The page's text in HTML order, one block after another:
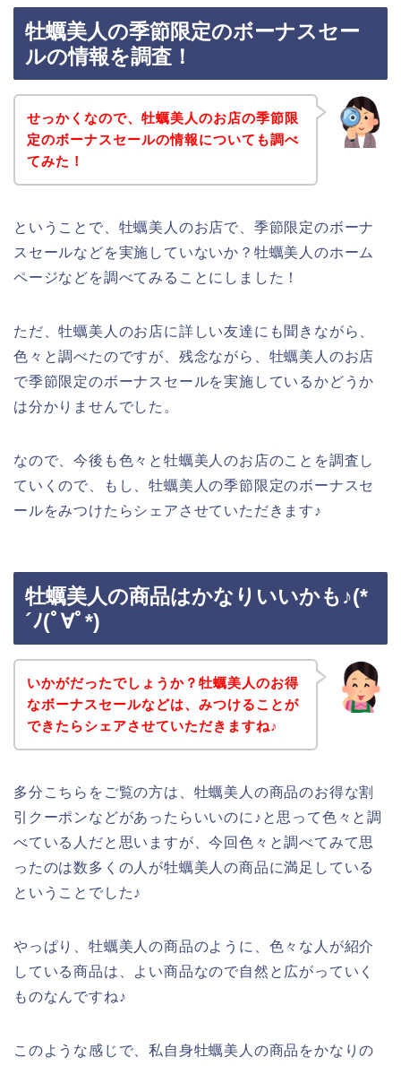
牡蠣美人の季節限定のボーナスセー
ルの情報を調査！
せっかくなので、牡蠣美人のお店の季節限
定のボーナスセールの情報についても調べ
てみた！
ということで、牡蠣美人のお店で、季節限定のボーナ
スセールなどを実施していないか？牡蠣美人のホーム
ページなどを調べてみることにしました！
ただ、牡蠣美人のお店に詳しい友達にも聞きながら、
色々と調べたのですが、残念ながら、牡蠣美人のお店
で季節限定のボーナスセールを実施しているかどうか
は分かりませんでした。
なので、今後も色々と牡蠣美人のお店のことを調査し
ていくので、もし、牡蠣美人の季節限定のボーナスセ
ールをみつけたらシェアさせていただきます♪
牡蠣美人の商品はかなりいいかも♪(*
´ﾉ(ﾟ∀ﾟ*)
いかがだったでしょうか？牡蠣美人のお得
なボーナスセールなどは、みつけることが
できたらシェアさせていただきますね♪
多分こちらをご覧の方は、牡蠣美人の商品のお得な割
引クーポンなどがあったらいいのに♪と思って色々と調
べている人だと思いますが、今回色々と調べてみて思
ったのは数多くの人が牡蠣美人の商品に満足している
ということでした♪
やっぱり、牡蠣美人の商品のように、色々な人が紹介
している商品は、よい商品なので自然と広がっていく
ものなんですね♪
このような感じで、私自身牡蠣美人の商品をかなりの